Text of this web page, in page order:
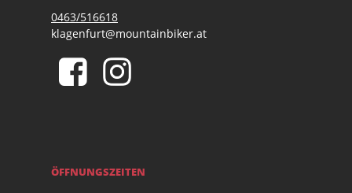
0463/516618
klagenfurt@mountainbiker.at
ÖFFNUNGSZEITEN